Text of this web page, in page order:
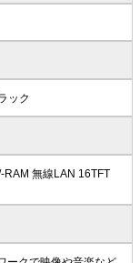
ック
無線LAN 16TFT